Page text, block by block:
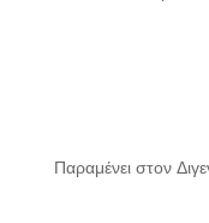
Παραμένει στον